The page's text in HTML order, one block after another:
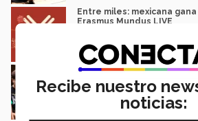
Entre miles: mexicana
Erasmus Mundus LIVE
Estudiantes de 5 campus
proyectos en la Sierra
Juan José Flores Nava
Recibe nuestro
noticias: